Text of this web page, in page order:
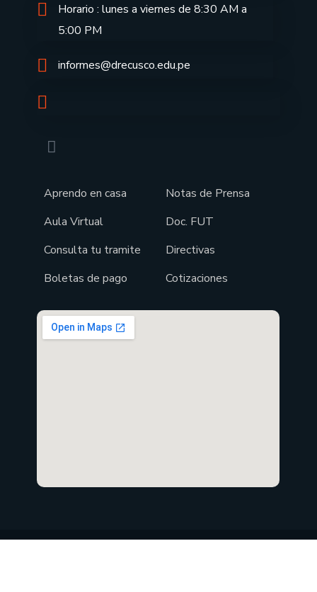
Horario : lunes a viernes de 8:30 AM a
5:00 PM
informes@drecusco.edu.pe
Aprendo en casa
Aula Virtual
Consulta tu tramite
Boletas de pago
Notas de Prensa
Doc. FUT
Directivas
Cotizaciones